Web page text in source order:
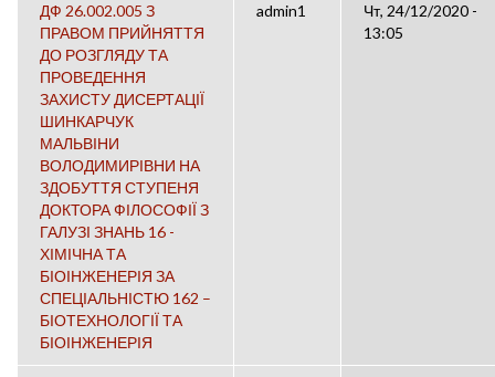
ДФ 26.002.005 З
ПРАВОМ ПРИЙНЯТТЯ
ДО РОЗГЛЯДУ ТА
ПРОВЕДЕННЯ
ЗАХИСТУ ДИСЕРТАЦІЇ
ШИНКАРЧУК
МАЛЬВІНИ
ВОЛОДИМИРІВНИ НА
ЗДОБУТТЯ СТУПЕНЯ
ДОКТОРА ФІЛОСОФІЇ З
ГАЛУЗІ ЗНАНЬ 16 -
ХІМІЧНА ТА
БІОІНЖЕНЕРІЯ ЗА
СПЕЦІАЛЬНІСТЮ 162 –
БІОТЕХНОЛОГІЇ ТА
БІОІНЖЕНЕРІЯ
admin1
Чт, 24/12/2020 -
13:05